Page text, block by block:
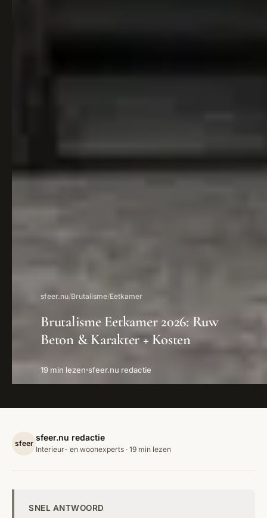
sfeer.nu/Brutalisme/Eetkamer
Brutalisme Eetkamer 2026: Ruw
Beton & Karakter + Kosten
19 min lezen sfeer.nu redactie
sfeer
sfeer.nu redactie
Interieur- en woonexperts · 19 min lezen
SNEL ANTWOORD